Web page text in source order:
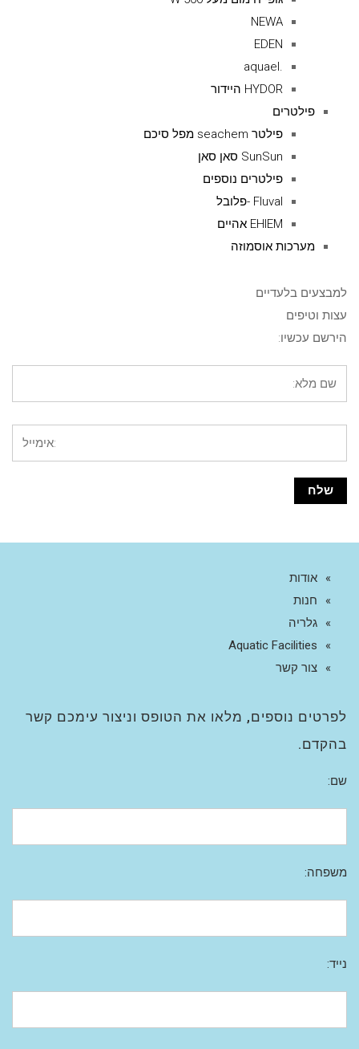
NEWA
EDEN
.aquael
HYDOR היידור
פילטרים
פילטר seachem מפל סיכם
SunSun סאן סאן
פילטרים נוספים
Fluval -פלובל
EHIEM אהיים
מערכות אוסמוזה
למבצעים בלעדיים
עצות וטיפים
הירשם עכשיו:
אודות
חנות
גלריה
Aquatic Facilities
צור קשר
לפרטים נוספים, מלאו את הטופס וניצור עימכם קשר
בהקדם.
שם:
משפחה:
נייד: